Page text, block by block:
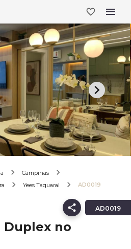
Campinas
Yees Taquaral AD0019
AD0019
no